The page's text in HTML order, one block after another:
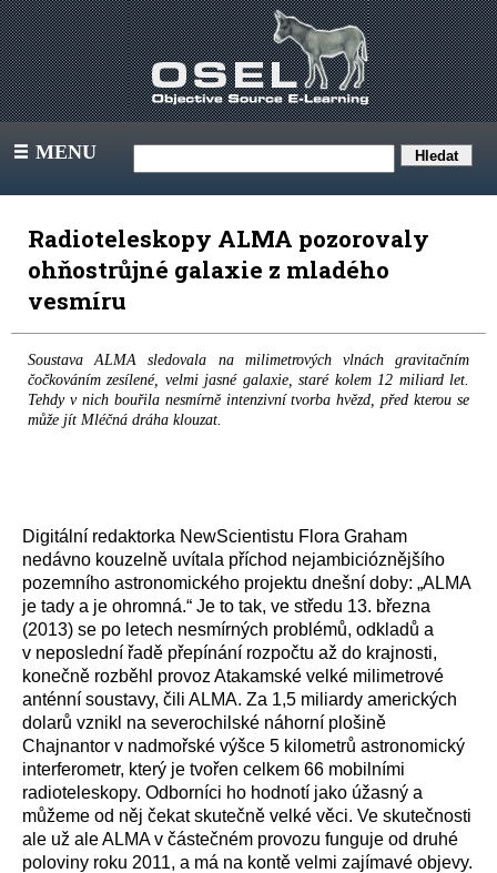
III MENU
Radioteleskopy ALMA pozorovaly
ohňostrůjné galaxie z mladého
vesmíru
Soustava ALMA sledovala na milimetrových vlnách gravitačním
čočkováním zesílené, velmi jasné galaxie, staré kolem 12 miliard let.
Tehdy v nich bouřila nesmírně intenzivní tvorba hvězd, před kterou se
může jít Mléčná dráha klouzat.
Digitální redaktorka NewScientistu Flora Graham
nedávno kouzelně uvítala příchod nejambicióznějšího
pozemního astronomického projektu dnešní doby: „ALMA
je tady a je ohromná.“ Je to tak, ve středu 13. března
(2013) se po letech nesmírných problémů, odkladů a
v neposlední řadě přepínání rozpočtu až do krajnosti,
konečně rozběhl provoz Atakamské velké milimetrové
anténní soustavy, čili ALMA. Za 1,5 miliardy amerických
dolarů vznikl na severochilské náhorní plošině
Chajnantor v nadmořské výšce 5 kilometrů astronomický
interferometr, který je tvořen celkem 66 mobilními
radioteleskopy. Odborníci ho hodnotí jako úžasný a
můžeme od něj čekat skutečně velké věci. Ve skutečnosti
ale už ale ALMA v částečném provozu funguje od druhé
poloviny roku 2011, a má na kontě velmi zajímavé objevy.